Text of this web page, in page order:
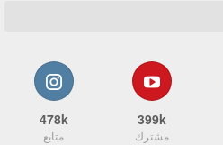
399k
مشترك
478k
متابع